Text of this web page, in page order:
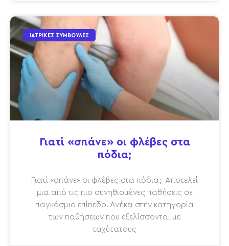
ΙΑΤΡΙΚΈΣ ΣΥΜΒΟΥΛΈΣ
Γιατί «σπάνε» οι φλέβες στα
πόδια;
Γιατί «σπάνε» οι φλέβες στα πόδια; Αποτελεί
μια από τις πιο συνηθισμένες παθήσεις σε
παγκόσμιο επίπεδο. Ανήκει στην κατηγορία
των παθήσεων που εξελίσσονται με
ταχύτατους